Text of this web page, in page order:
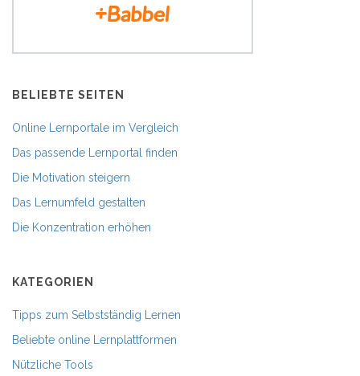
BELIEBTE SEITEN
Online Lernportale im Vergleich
Das passende Lernportal finden
Die Motivation steigern
Das Lernumfeld gestalten
Die Konzentration erhöhen
KATEGORIEN
Tipps zum Selbstständig Lernen
Beliebte online Lernplattformen
Nützliche Tools